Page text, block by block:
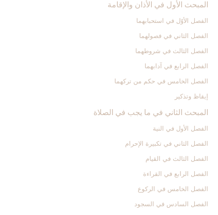
المبحث الأول في الأذان والإقامة
الفصل الأوّل في استحبابهما
الفصل الثاني في فصولهما
الفصل الثالث في شروطهما
الفصل الرابع في آدابهما
الفصل الخامس في حكم من تركهما
إيقاظ وتذكير
المبحث الثاني في ما يجب في الصلاة
الفصل الأول في النية
الفصل الثاني في تكبيرة الإحرام
الفصل الثالث في القيام
الفصل الرابع في القراءة
الفصل الخامس في الركوع
الفصل السادس في السجود